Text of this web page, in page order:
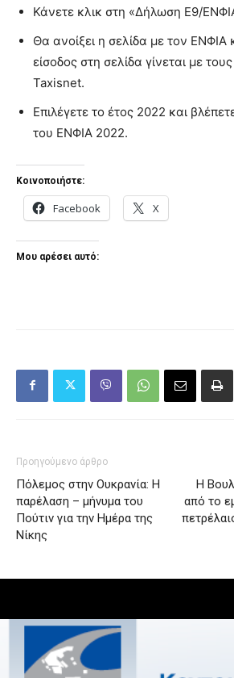
Κάνετε κλικ στη «Δήλωση Ε9/
Θα ανοίξει η σελίδα με τον ΕΝΦΙΑ
είσοδος στη σελίδα γίνεται με
Taxisnet.
Επιλέγετε το έτος 2022 και
του ΕΝΦΙΑ 2022.
Κοινοποιήστε:
Facebook X
Μου αρέσει αυτό:
Προηγούμενο άρθρο
Πόλεμος στην Ουκρανία: Η
παρέλαση – μήνυμα του
Πούτιν για την Ημέρα της
Νίκης
Η
από το